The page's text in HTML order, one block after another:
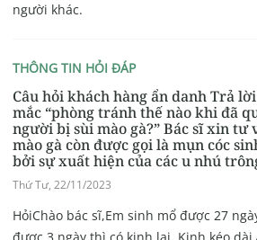
người khác.
THÔNG TIN HỎI ĐÁP
Câu hỏi khách hàng ẩn danh Trả
mắc “phòng tránh thế nào khi đã
người bị sùi mào gà?” Bác sĩ xin tư
mào gà còn được gọi là mụn cóc
bởi sự xuất hiện của các u nhú
Thứ Tư, 22/11/2023
HỏiChào bác sĩ,Em sinh mổ được 27